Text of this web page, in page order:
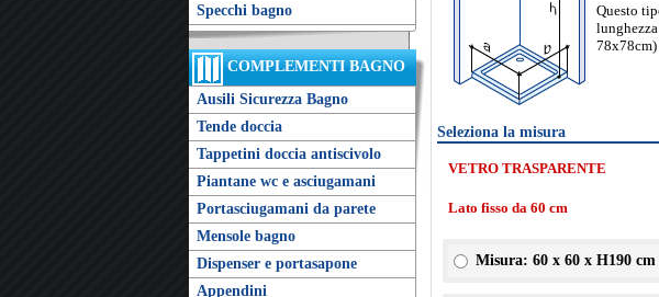
Specchi bagno
COMPLEMENTI BAGNO
Ausili Sicurezza Bagno
Tende doccia
Tappetini doccia antiscivolo
Piantane wc e asciugamani
Portasciugamani da parete
Mensole bagno
Dispenser e portasapone
Appendini
Questo
78x78cm)
Seleziona la misura
VETRO TRASPARENTE
Lato fisso da 60 cm
Misura: 60 x 60 x H190